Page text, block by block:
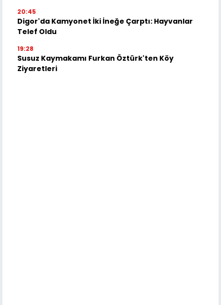
20:45
Digor'da Kamyonet İki İneğe Çarptı: Hayvanlar
Telef Oldu
19:28
Susuz Kaymakamı Furkan Öztürk'ten Köy
Ziyaretleri